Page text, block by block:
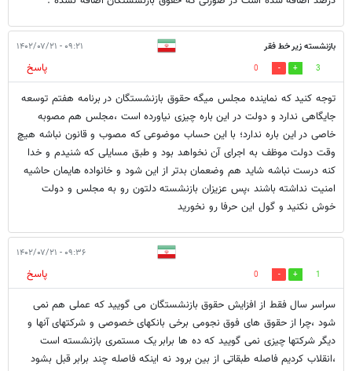
بازنشسته زیر خط فقر ۰۹:۲۱ - ۱۴۰۲/۰۷/۲۱
3
0
پاسخ
توجه کنید که نماینده مجلس میگه حقوق بازنشستگان در برنامه هفتم توسعه
جایگاهی ندارد و دولت در این باره چیزی نیاورده است ،مجلس هم مصوبه
خاصی در این باره ندارد؛ با این حساب موضوعی که مصوب و قانون نباشه هیچ
وقت دولت موظف به اجرای آن نخواهد بود و طبق مسایلی که شنیدم و خدا
کنه درست نباشه شاید هم وضعمان بدتر از این شود و خانواده هایمان حاشیه
امنیت نداشته باشند ،پس عزیزان بازنشسته دلتون رو به مجلس و دولت
خوش نکنید و گول این حرفا رو نخورید
۰۹:۳۶ - ۱۴۰۲/۰۷/۲۱
1
0
پاسخ
سراسر سال فقط از افزایش حقوق بازنشستگان می گویید که عملی هم نمی
شود ،چرا از حقوق های فوق نجومی برخی بانکهای خصوصی و شرکتهای آنها و
دیگر شرکتها چیزی نمی گویید که ده ها برابر یک مستمری بازنشسته است
،انقلاب کردیم فاصله طبقاتی از بین برود نه اینکه فاصله چند برابر قبل بشود